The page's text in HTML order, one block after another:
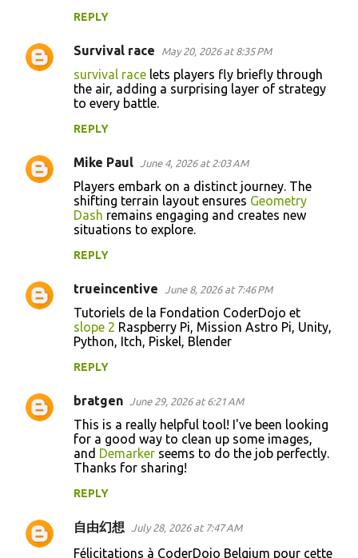
REPLY
Survival race May 20, 2026 at 8:35 PM
survival race lets players fly briefly through
the air, adding a surprising layer of strategy
to every battle.
REPLY
Mike Paul June 4, 2026 at 2:03 AM
Players embark on a distinct journey. The
shifting terrain layout ensures Geometry
Dash remains engaging and creates new
situations to explore.
REPLY
trueincentive June 8, 2026 at 7:46 PM
Tutoriels de la Fondation CoderDojo et
slope 2 Raspberry Pi, Mission Astro Pi, Unity,
Python, Itch, Piskel, Blender
REPLY
bratgen June 29, 2026 at 6:21 AM
This is a really helpful tool! I've been looking
for a good way to clean up some images,
and Demarker seems to do the job perfectly.
Thanks for sharing!
REPLY
自由幻想 July 28, 2026 at 7:47 AM
Félicitations à CoderDojo Belgium pour cette